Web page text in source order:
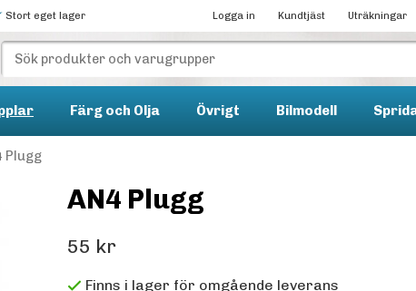
Stort eget lager Logga in Kundtjäst Uträkningar
Färg och Olja Övrigt Bilmodell
Plugg
AN4 Plugg
55 kr
Finns i lager för omgående leverans